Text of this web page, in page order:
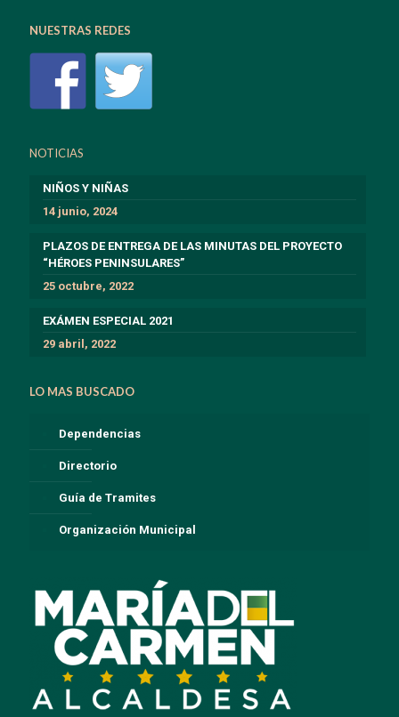
NUESTRAS REDES
NOTICIAS
NIÑOS Y NIÑAS
14 junio, 2024
PLAZOS DE ENTREGA DE LAS MINUTAS DEL PROYECTO
“HÉROES PENINSULARES”
25 octubre, 2022
EXÁMEN ESPECIAL 2021
29 abril, 2022
LO MAS BUSCADO
Dependencias
Directorio
Guía de Tramites
Organización Municipal